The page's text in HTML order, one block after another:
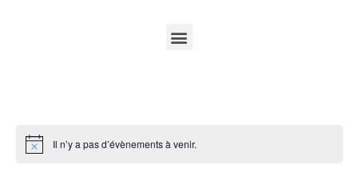
Il n’y a pas d’évènements à venir.